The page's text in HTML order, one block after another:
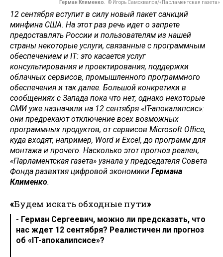
Герман Клименко. © Игорь Самохвалов/«Парламентская газета»
12 сентября вступит в силу новый пакет санкций
минфина США. На этот раз речь идет о запрете
предоставлять России и пользователям из нашей
страны некоторые услуги, связанные с программным
обеспечением и IT: это касается услуг
консультирования и проектирования, поддержки
облачных сервисов, промышленного программного
обеспечения и так далее. Большой конкретики в
сообщениях с Запада пока что нет, однако некоторые
СМИ уже назначили на 12 сентября «IT-апокалипсис»:
они предрекают отключение всех возможных
программных продуктов, от сервисов Microsoft Office,
куда входят, например, Word и Excel, до программ для
монтажа и прочего. Насколько этот прогноз реален,
«Парламентская газета» узнала у председателя Совета
Фонда развития цифровой экономики Германа
Клименко.
«Будем искать обходные пути»
- Герман Сергеевич, можно ли предсказать, что
нас ждет 12 сентября? Реалистичен ли прогноз
об «IT-апокалипсисе»?